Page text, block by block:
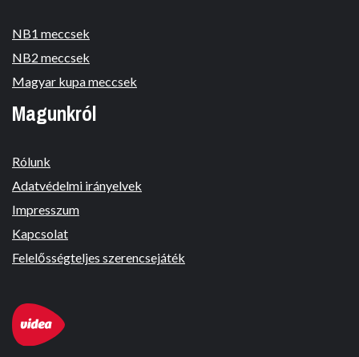
NB1 meccsek
NB2 meccsek
Magyar kupa meccsek
Magunkról
Rólunk
Adatvédelmi irányelvek
Impresszum
Kapcsolat
Felelősségteljes szerencsejáték